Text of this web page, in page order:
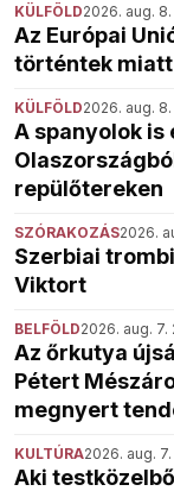
KÜLFÖLD2026. aug.
Az Európai
történtek miatt
KÜLFÖLD2026. aug.
A spanyolok is
repülőtereken
SZÓRAKOZÁS2026.
Szerbiai
Viktort
BELFÖLD2026. aug. 7.
Az őrkutya
Pétert
megnyert
KULTÚRA2026. aug. 7.
Aki